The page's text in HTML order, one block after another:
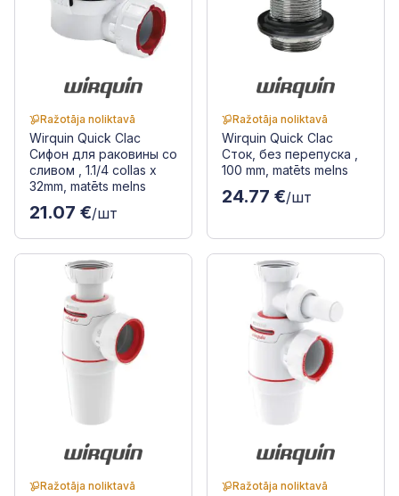
Ražotāja noliktavā
Wirquin Quick Clac
Сифон для раковины со
сливом , 1.1/4 collas x
32mm, matēts melns
21.07 €/шт
Ražotāja noliktavā
Wirquin Quick Clac
Сток, без перепуска ,
100 mm, matēts melns
24.77 €/шт
Ražotāja noliktavā Ražotāja noliktavā